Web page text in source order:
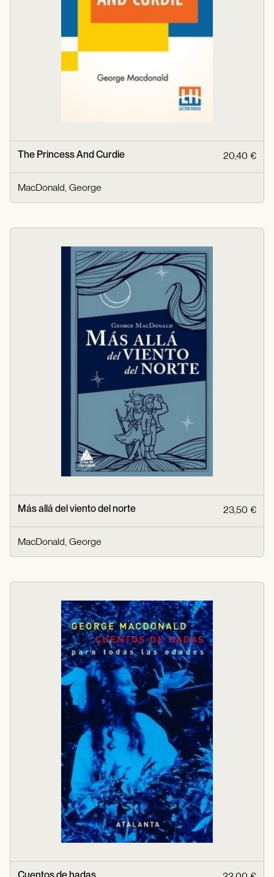
The Princess And Curdie 20,40 €
MacDonald, George
Más allá del viento del norte 23,50 €
MacDonald, George